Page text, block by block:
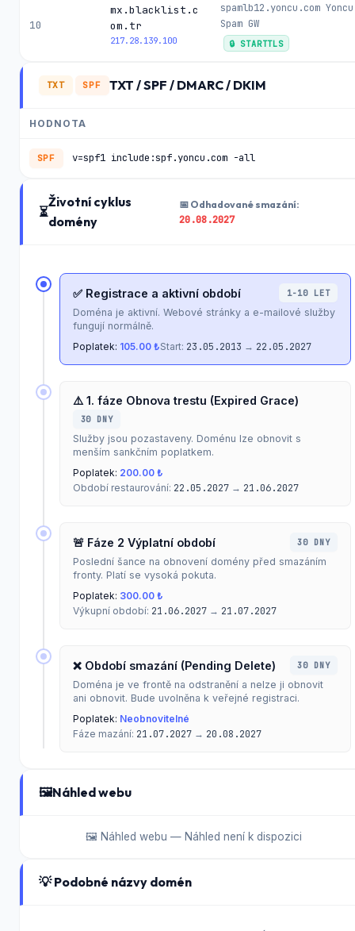
10
mx.blacklist.c
om.tr
217.28.139.100
spamlb12.yoncu.com Yoncu
Spam GW
🔒 STARTTLS
TXT SPF TXT / SPF / DMARC / DKIM
HODNOTA
SPF v=spf1 include:spf.yoncu.com -all
⏳
Životní cyklus
domény
📅 Odhadované smazání:
20.08.2027
✅ Registrace a aktivní období 1-10 LET
Doména je aktivní. Webové stránky a e-mailové služby
fungují normálně.
Poplatek: 105.00 ₺Start: 23.05.2013 → 22.05.2027
⚠️ 1. fáze Obnova trestu (Expired Grace)
30 DNY
Služby jsou pozastaveny. Doménu lze obnovit s
menším sankčním poplatkem.
Poplatek: 200.00 ₺
Období restaurování: 22.05.2027 → 21.06.2027
🚨 Fáze 2 Výplatní období 30 DNY
Poslední šance na obnovení domény před smazáním
fronty. Platí se vysoká pokuta.
Poplatek: 300.00 ₺
Výkupní období: 21.06.2027 → 21.07.2027
❌ Období smazání (Pending Delete) 30 DNY
Doména je ve frontě na odstranění a nelze ji obnovit
ani obnovit. Bude uvolněna k veřejné registraci.
Poplatek: Neobnovitelné
Fáze mazání: 21.07.2027 → 20.08.2027
🖼️Náhled webu
🖼️ Náhled webu — Náhled není k dispozici
💡 Podobné názvy domén